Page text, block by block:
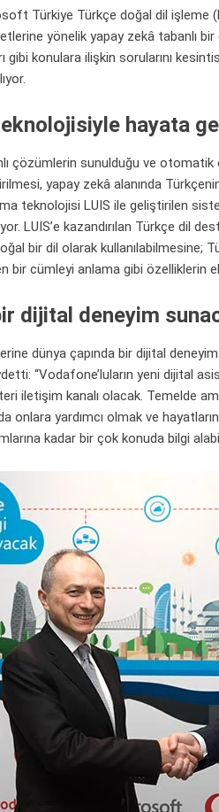
Türkiye Türkçe doğal dil işleme
yönelik yapay zekâ tabanlı
konulara ilişkin sorularını
hayata
çözümlerin sunulduğu ve
yapay zekâ alanında
teknolojisi LUIS ile geliştirilen
LUIS’e kazandırılan Türkçe dil
bir dil olarak kullanılabilmesine;
bir cümleyi anlama gibi özelliklerin
dijital deneyim
dünya çapında bir dijital
“Vodafone’luların yeni dijital
iletişim kanalı olacak. Temelde
yardımcı olmak ve
kadar bir çok konuda bilgi